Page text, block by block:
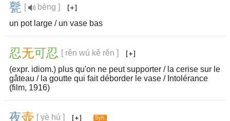
甏 [
bèng ]
un pot large / un vase bas
忍无可忍 [ rěn wú kě rěn ]
(expr. idiom.) plus qu'on ne peut supporter / la cerise sur le
gâteau / la goutte qui fait déborder le vase / Intolérance
(film, 1916)
夜壶 [ yè hú ]